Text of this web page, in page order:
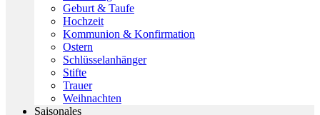
Geburt & Taufe
Hochzeit
Kommunion & Konfirmation
Ostern
Schlüsselanhänger
Stifte
Trauer
Weihnachten
Saisonales